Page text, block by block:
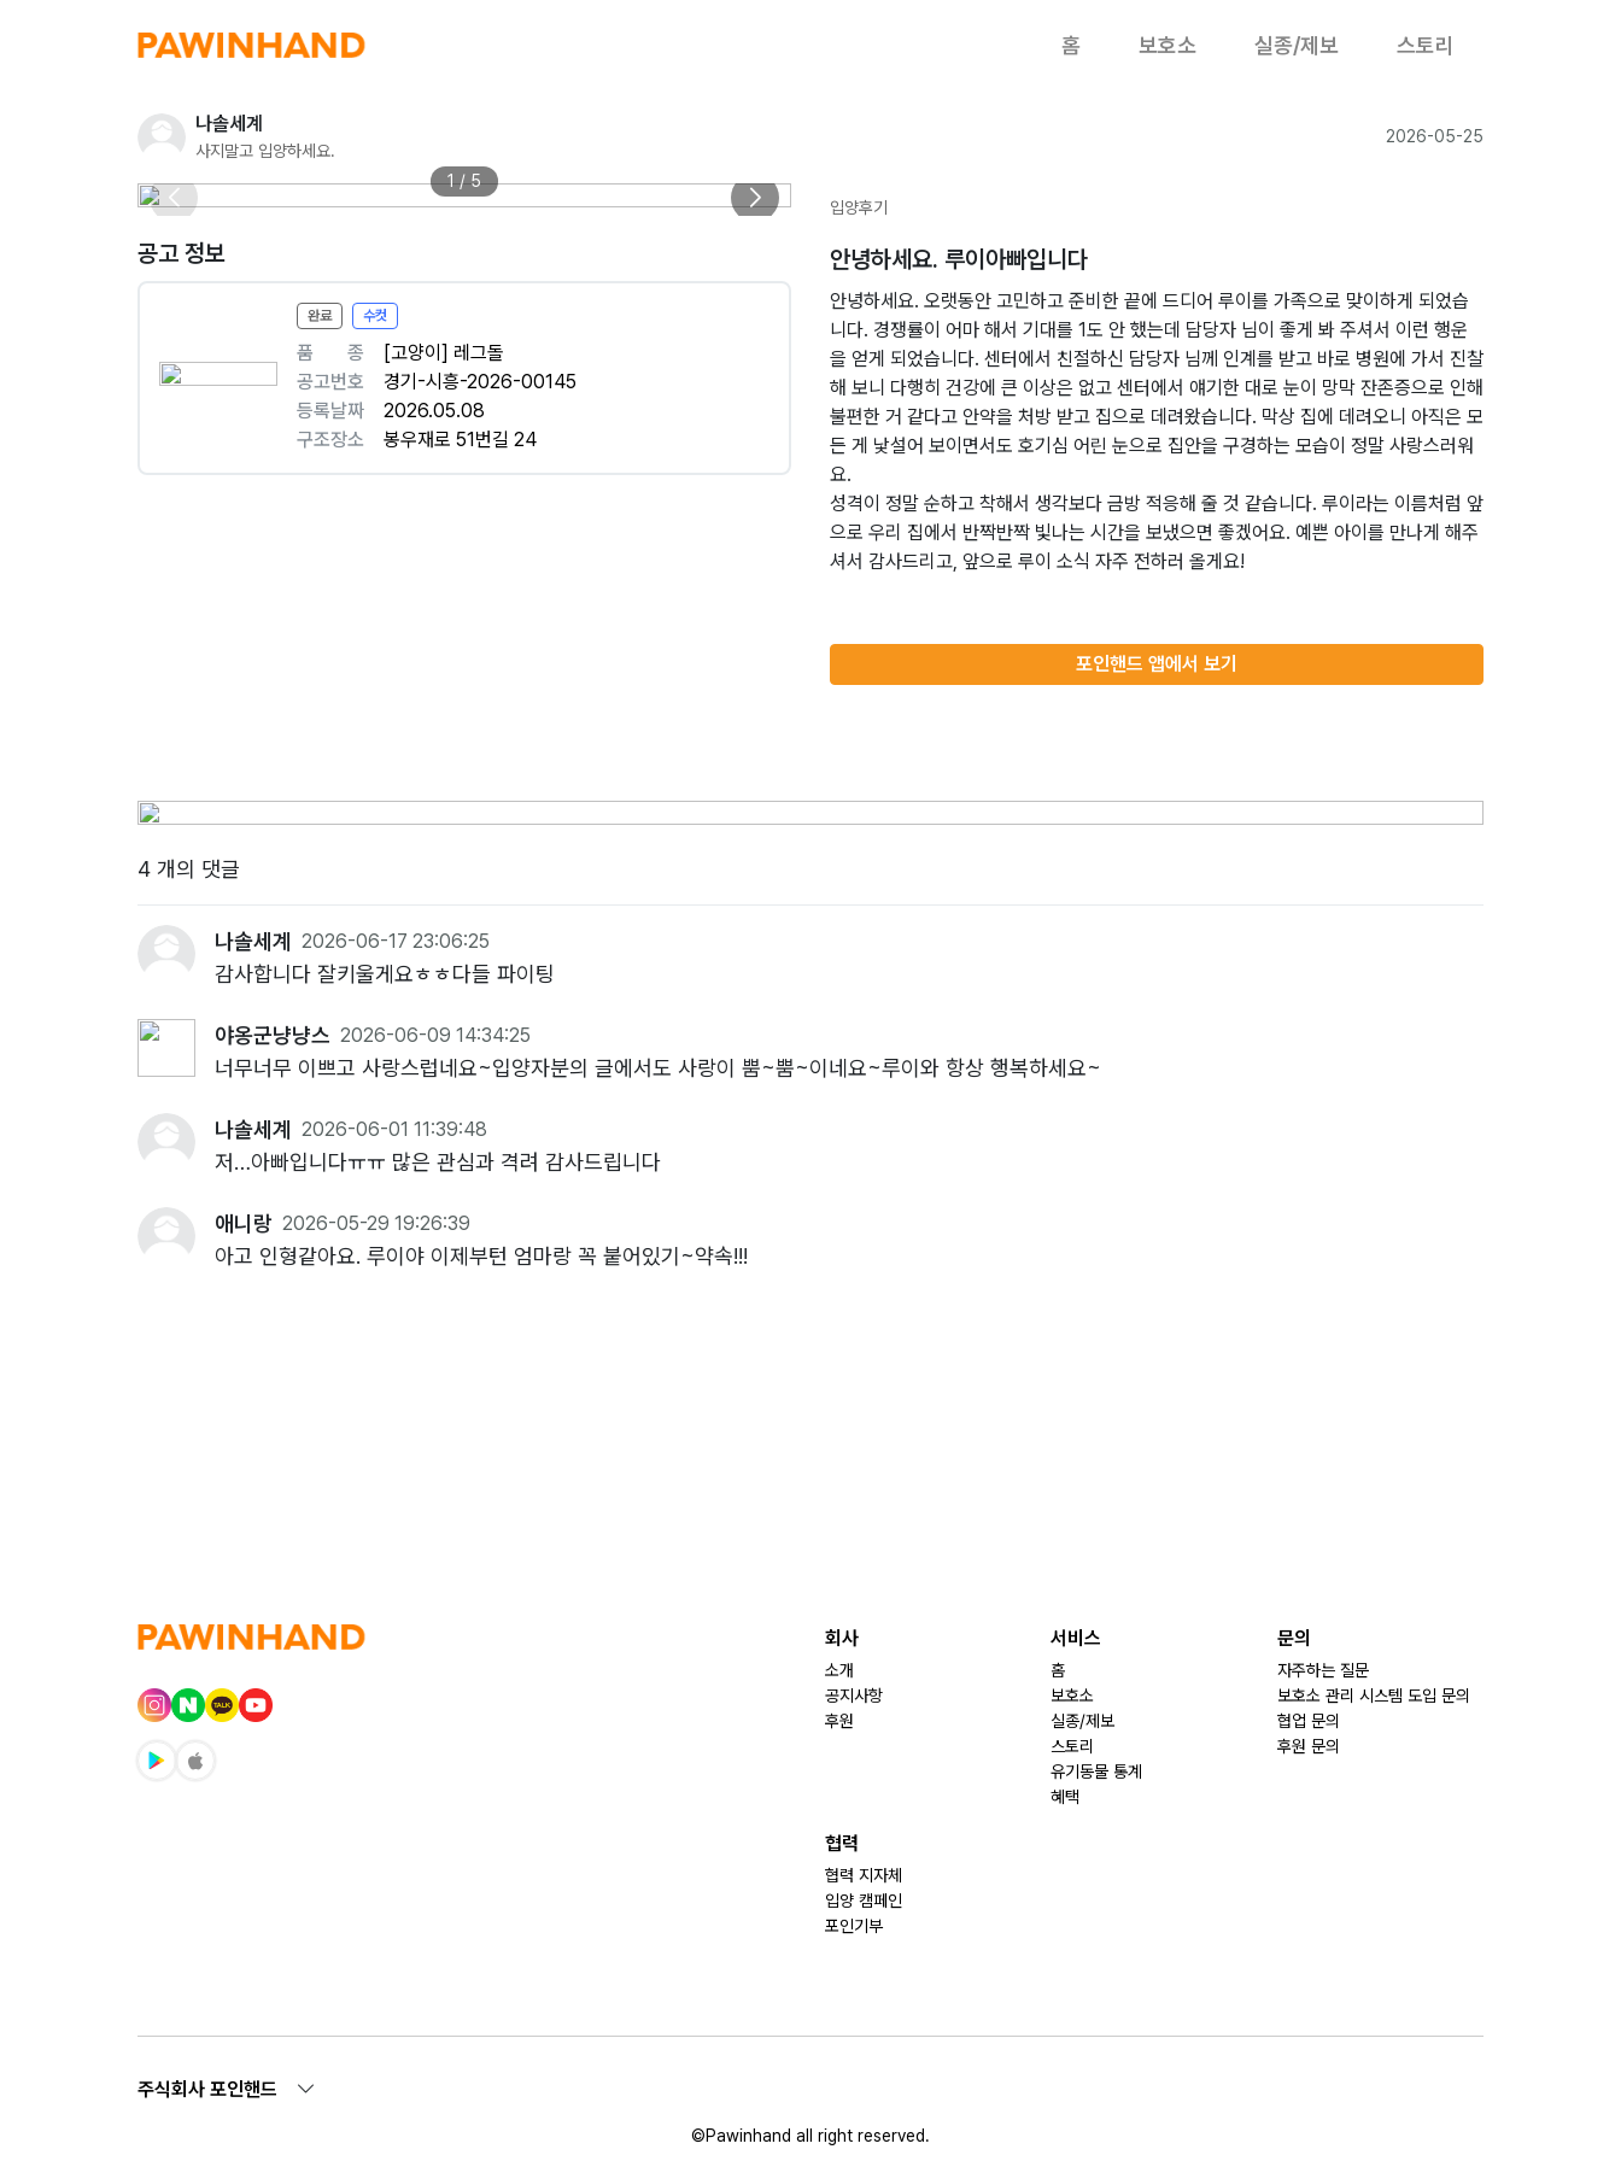
홈 보호소 실종/제보 스토리
나솔세계
사지말고 입양하세요.
2026-05-25
1 / 5
공고 정보
완료 수컷
품ㅤㅤ종
[고양이] 레그돌
공고번호
경기-시흥-2026-00145
등록날짜
2026.05.08
구조장소
봉우재로 51번길 24
입양후기
안녕하세요. 루이아빠입니다
안녕하세요. 오랫동안 고민하고 준비한 끝에 드디어 루이를 가족으로 맞이하게 되었습
니다. 경쟁률이 어마 해서 기대를 1도 안 했는데 담당자 님이 좋게 봐 주셔서 이런 행운
을 얻게 되었습니다. 센터에서 친절하신 담당자 님께 인계를 받고 바로 병원에 가서 진찰
해 보니 다행히 건강에 큰 이상은 없고 센터에서 얘기한 대로 눈이 망막 잔존증으로 인해
불편한 거 같다고 안약을 처방 받고 집으로 데려왔습니다. 막상 집에 데려오니 아직은 모
든 게 낯설어 보이면서도 호기심 어린 눈으로 집안을 구경하는 모습이 정말 사랑스러워
요.
​성격이 정말 순하고 착해서 생각보다 금방 적응해 줄 것 같습니다. 루이라는 이름처럼 앞
으로 우리 집에서 반짝반짝 빛나는 시간을 보냈으면 좋겠어요. 예쁜 아이를 만나게 해주
셔서 감사드리고, 앞으로 루이 소식 자주 전하러 올게요!
포인핸드 앱에서 보기
4 개의 댓글
나솔세계 2026-06-17 23:06:25
감사합니다 잘키울게요ㅎㅎ다들 파이팅
야옹군냥냥스 2026-06-09 14:34:25
너무너무 이쁘고 사랑스럽네요~입양자분의 글에서도 사랑이 뿜~뿜~이네요~루이와 항상 행복하세요~
나솔세계 2026-06-01 11:39:48
저…아빠입니다ㅠㅠ 많은 관심과 격려 감사드립니다
애니랑 2026-05-29 19:26:39
아고 인형같아요. 루이야 이제부턴 엄마랑 꼭 붙어있기~약속!!!
회사
소개
공지사항
후원
서비스
홈
보호소
실종/제보
스토리
유기동물 통계
혜택
문의
자주하는 질문
보호소 관리 시스템 도입 문의
협업 문의
후원 문의
협력
협력 지자체
입양 캠페인
포인기부
주식회사 포인핸드
©Pawinhand all right reserved.